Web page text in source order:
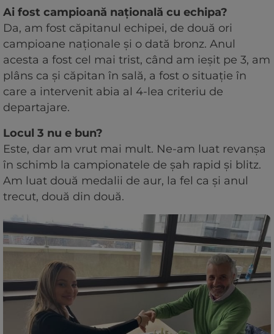
Ai fost campioană națională cu echipa?
Da, am fost căpitanul echipei, de două ori
campioane naționale și o dată bronz. Anul
acesta a fost cel mai trist, când am ieșit pe 3, am
plâns ca și căpitan în sală, a fost o situație în
care a intervenit abia al 4-lea criteriu de
departajare.
Locul 3 nu e bun?
Este, dar am vrut mai mult. Ne-am luat revanșa
în schimb la campionatele de șah rapid și blitz.
Am luat două medalii de aur, la fel ca și anul
trecut, două din două.